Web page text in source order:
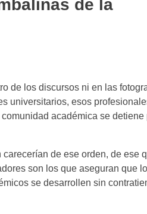
de la
de los discursos ni en las
universitarios, esos
académica se detiene
de ese orden, de ese
son los que aseguran que
se desarrollen sin